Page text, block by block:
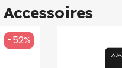
Accessoires
-52%